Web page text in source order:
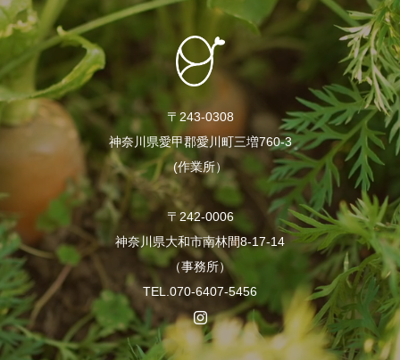
〒243-0308
神奈川県愛甲郡愛川町三増760-3
(作業所）
〒242-0006
神奈川県大和市南林間8-17-14
（事務所）
TEL.070-6407-5456